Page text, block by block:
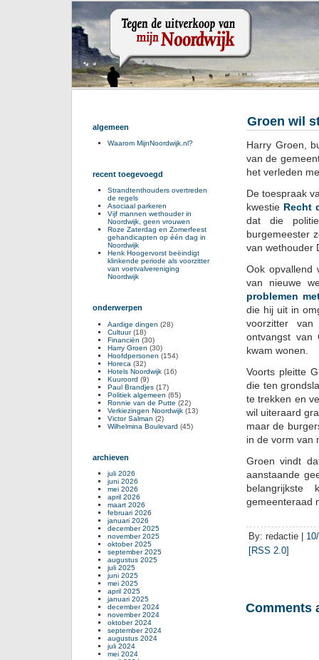
Groen wil
Harry Groen,
van de
het verleden
De toespraak
kwestie Recht
dat die
burgemeester
van wethouder
Ook opvallend
van nieuwe
problemen
die hij uit in
voorzitter van
ontvangst van
kwam wonen.
Voorts pleitte
die ten
te trekken en
wil uiteraard
maar de
in de vorm van
Groen vindt
aanstaande
gemeenteraad
By: redactie |
[RSS 2.0]
Comments
algemeen
Waarom MijnNoordwijk.nl?
recent toegevoegd
Strandtenthouders overtreden
de regels
Asociaal parkeren
Vijf mannen wethouder in
Noordwijk, geen vrouwen
Roze Zaterdag en Zomerfeest
gehandicapten op één dag in
Noordwijk
Henk Hoogervorst beëindigt
klinkende periode als voorzitter
van voetvalvereniging
Noordwijk
onderwerpen
Aardige dingen (28)
Cultuur(18)
Financiën (30)
Harry Groen (30)
Hoofdpersonen (154)
Horeca (32)
Hotels Noordwijk (16)
Kuuroord (9)
Paul Brandjes (17)
Politiek algemeen (65)
Ronnie van de Putte (22)
Verkiezingen Noordwijk (13)
Victor Salman (2)
Wilhelmina Boulevard (45)
archieven
juli 2026
juni 2026
mei 2026
april 2026
maart 2026
februari 2026
januari 2026
december 2025
november 2025
oktober 2025
september 2025
augustus 2025
juli 2025
juni 2025
mei 2025
april 2025
januari 2025
december 2024
november 2024
oktober 2024
september 2024
augustus 2024
juli 2024
mei 2024